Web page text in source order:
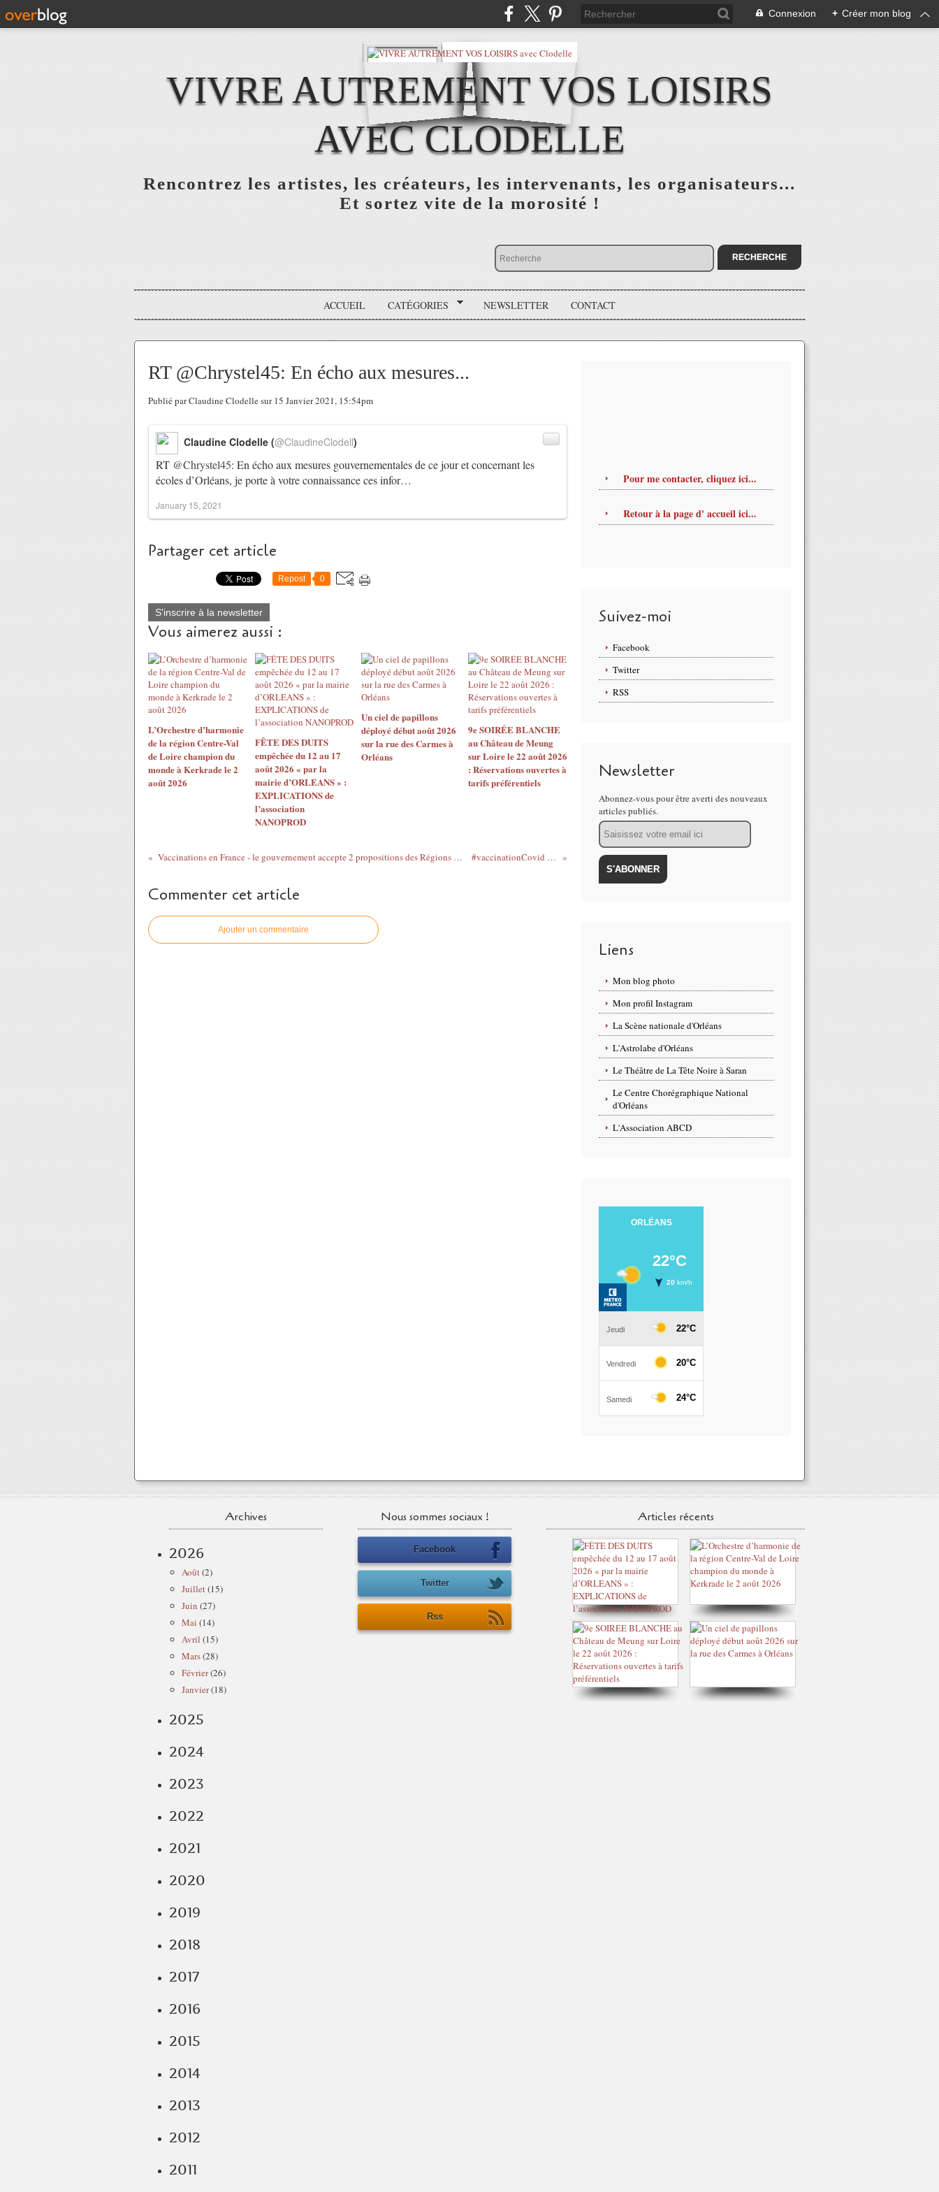
Connexion + Créer mon blog
VIVRE AUTREMENT VOS LOISIRS
AVEC CLODELLE
Rencontrez les artistes, les créateurs, les intervenants, les organisateurs...
Et sortez vite de la morosité !
ACCUEIL CATÉGORIES NEWSLETTER CONTACT
RT @Chrystel45: En écho aux mesures...
Publié par Claudine Clodelle sur 15 Janvier 2021, 15:54pm
RT @Chrystel45: En écho aux mesures gouvernementales de ce jour et concernant les
écoles d’Orléans, je porte à votre connaissance ces infor…
Claudine Clodelle (@ClaudineClodell)
January 15, 2021
Partager cet article
Repost 0
S'inscrire à la newsletter
Vous aimerez aussi :
L’Orchestre d’harmonie
de la région Centre-Val
de Loire champion du
monde à Kerkrade le 2
août 2026
FÊTE DES DUITS
empêchée du 12 au 17
août 2026 « par la
mairie d’ORLEANS » :
EXPLICATIONS de
l’association
NANOPROD
Un ciel de papillons
déployé début août 2026
sur la rue des Carmes à
Orléans
9e SOIRÉE BLANCHE
au Château de Meung
sur Loire le 22 août 2026
: Réservations ouvertes à
tarifs préférentiels
Vaccinations en France - le gouvernement accepte 2 propositions des Régions : cellules de pilotage et campagne de communication #vaccinationCovid : 1er pas indique...
Commenter cet article
Ajouter un commentaire
Pour me contacter, cliquez ici...
Retour à la page d' accueil ici...
Suivez-moi
Facebook
Twitter
RSS
Newsletter
Abonnez-vous pour être averti des nouveaux
articles publiés.
Email
Liens
Mon blog photo
Mon profil Instagram
La Scène nationale d'Orléans
L'Astrolabe d'Orléans
Le Théâtre de La Tête Noire à Saran
Le Centre Chorégraphique National
d'Orléans
L'Association ABCD
Archives
2026
Août(2)
Juillet(15)
Juin (27)
Mai (14)
Avril (15)
Mars(28)
Février(26)
Janvier(18)
2025
2024
2023
2022
2021
2020
2019
2018
2017
2016
2015
2014
2013
2012
2011
Nous sommes sociaux !
Facebook
Twitter
Rss
Articles récents